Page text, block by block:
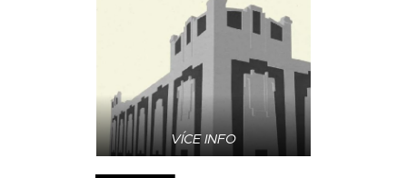
VÍCE INFO